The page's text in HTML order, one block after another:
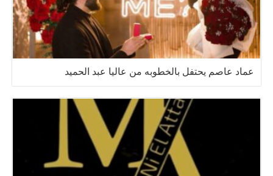
عماد عاصم يحتفل بالخطوبه من عاليا عبد الحميد